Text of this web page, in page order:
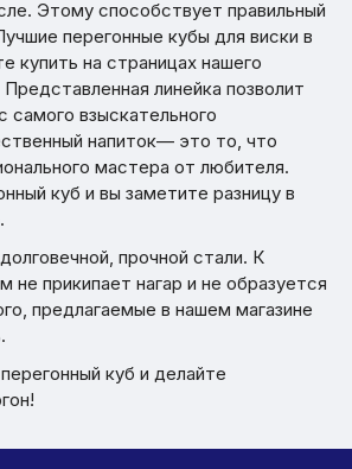
Этому способствует правильный
перегонные кубы для виски в
купить на страницах нашего
линейка позволит
самого взыскательного
напиток— это то, что
мастера от любителя.
куб и вы заметите разницу в
прочной стали. К
не прикипает нагар и не образуется
предлагаемые в нашем магазине
куб и делайте